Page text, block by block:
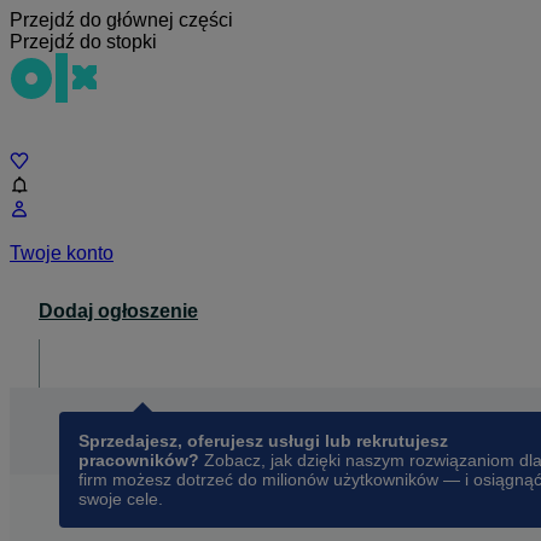
Przejdź do głównej części
Przejdź do stopki
Twoje konto
Dodaj ogłoszenie
Sprzedajesz, oferujesz usługi lub rekrutujesz
pracowników? Zobacz, jak dzięki naszym rozwiązaniom dla
firm możesz dotrzeć do milionów użytkowników — i osiągnąć
swoje cele.